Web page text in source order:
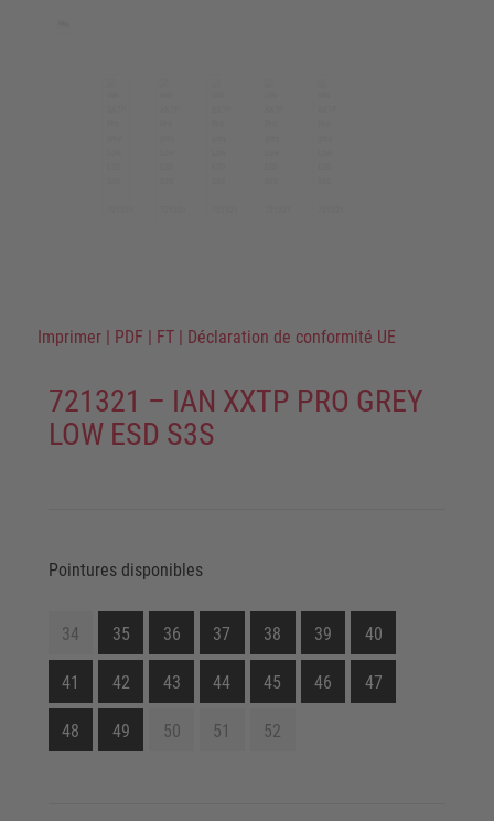
Imprimer | PDF | FT | Déclaration de conformité UE
721321 – IAN XXTP PRO GREY
LOW ESD S3S
Pointures disponibles
34 35 36 37 38 39 40
41 42 43 44 45 46 47
48 49 50 51 52